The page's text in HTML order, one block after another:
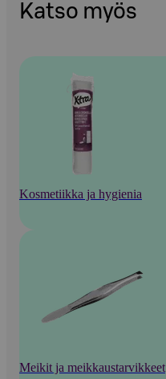
Katso myös
Kosmetiikka ja hygienia
Meikit ja meikkaustarvikkeet